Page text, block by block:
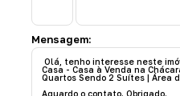
Mensagem: